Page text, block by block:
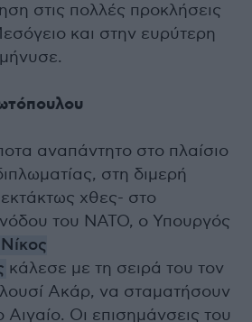
στις πολλές προκλήσεις
και στην ευρύτερη
αναπάντητο στο πλαίσιο
στη διμερή
χθες- στο
του ΝΑΤΟ, ο Υπουργός
Νίκος
κάλεσε με τη σειρά του τον
Ακάρ, να σταματήσουν
Αιγαίο. Οι επισημάνσεις του